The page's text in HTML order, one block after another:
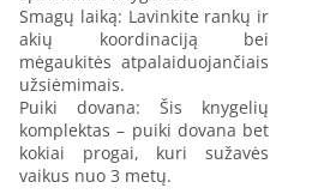
Smagų laiką: Lavinkite rankų ir
akių koordinaciją bei
mėgaukitės atpalaiduojančiais
užsiėmimais.
Puiki dovana: Šis knygelių
komplektas – puiki dovana bet
kokiai progai, kuri sužavės
vaikus nuo 3 metų.